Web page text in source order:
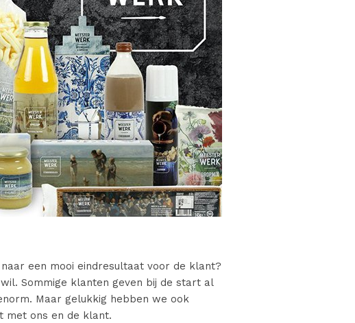
een mooi eindresultaat voor de klant?
Sommige klanten geven bij de start al
Maar gelukkig hebben we ook
met ons en de klant.